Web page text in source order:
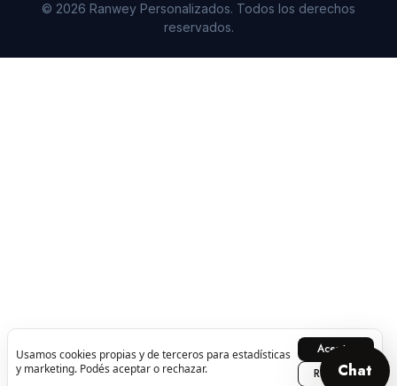
Usamos cookies propias y de terceros para estadísticas
y marketing. Podés aceptar o rechazar.
Aceptar
Rechazar
© 2026 Ranwey Personalizados. Todos los derechos
reservados.
Chat